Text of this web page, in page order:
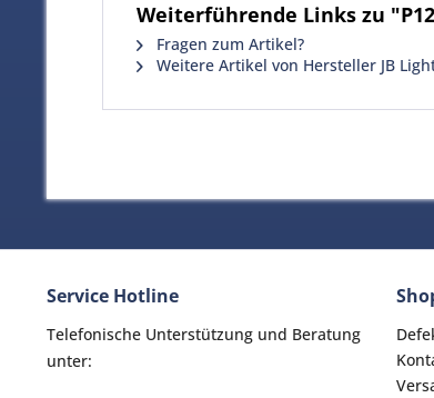
Weiterführende Links zu
Fragen zum Artikel?
Weitere Artikel von Hersteller JB
Service Hotline
Telefonische Unterstützung und Beratung
unter: